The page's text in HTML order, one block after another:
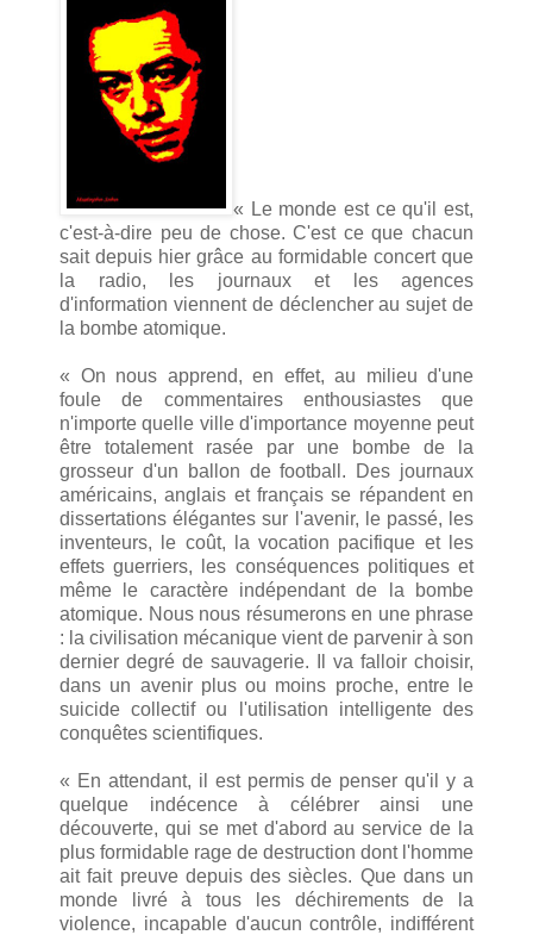
« Le monde est ce qu'il est,
c'est-à-dire peu de chose. C'est ce que chacun
sait depuis hier grâce au formidable concert que
la radio, les journaux et les agences
d'information viennent de déclencher au sujet de
la bombe atomique.
« On nous apprend, en effet, au milieu d'une
foule de commentaires enthousiastes que
n'importe quelle ville d'importance moyenne peut
être totalement rasée par une bombe de la
grosseur d'un ballon de football. Des journaux
américains, anglais et français se répandent en
dissertations élégantes sur l'avenir, le passé, les
inventeurs, le coût, la vocation pacifique et les
effets guerriers, les conséquences politiques et
même le caractère indépendant de la bombe
atomique. Nous nous résumerons en une phrase
: la civilisation mécanique vient de parvenir à son
dernier degré de sauvagerie. Il va falloir choisir,
dans un avenir plus ou moins proche, entre le
suicide collectif ou l'utilisation intelligente des
conquêtes scientifiques.
« En attendant, il est permis de penser qu'il y a
quelque indécence à célébrer ainsi une
découverte, qui se met d'abord au service de la
plus formidable rage de destruction dont l'homme
ait fait preuve depuis des siècles. Que dans un
monde livré à tous les déchirements de la
violence, incapable d'aucun contrôle, indifférent